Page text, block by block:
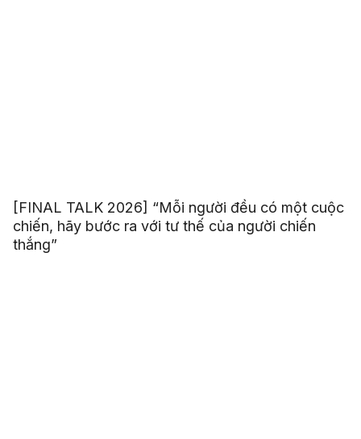
[FINAL TALK 2026] “Mỗi người đều có một cuộc
chiến, hãy bước ra với tư thế của người chiến
thắng”